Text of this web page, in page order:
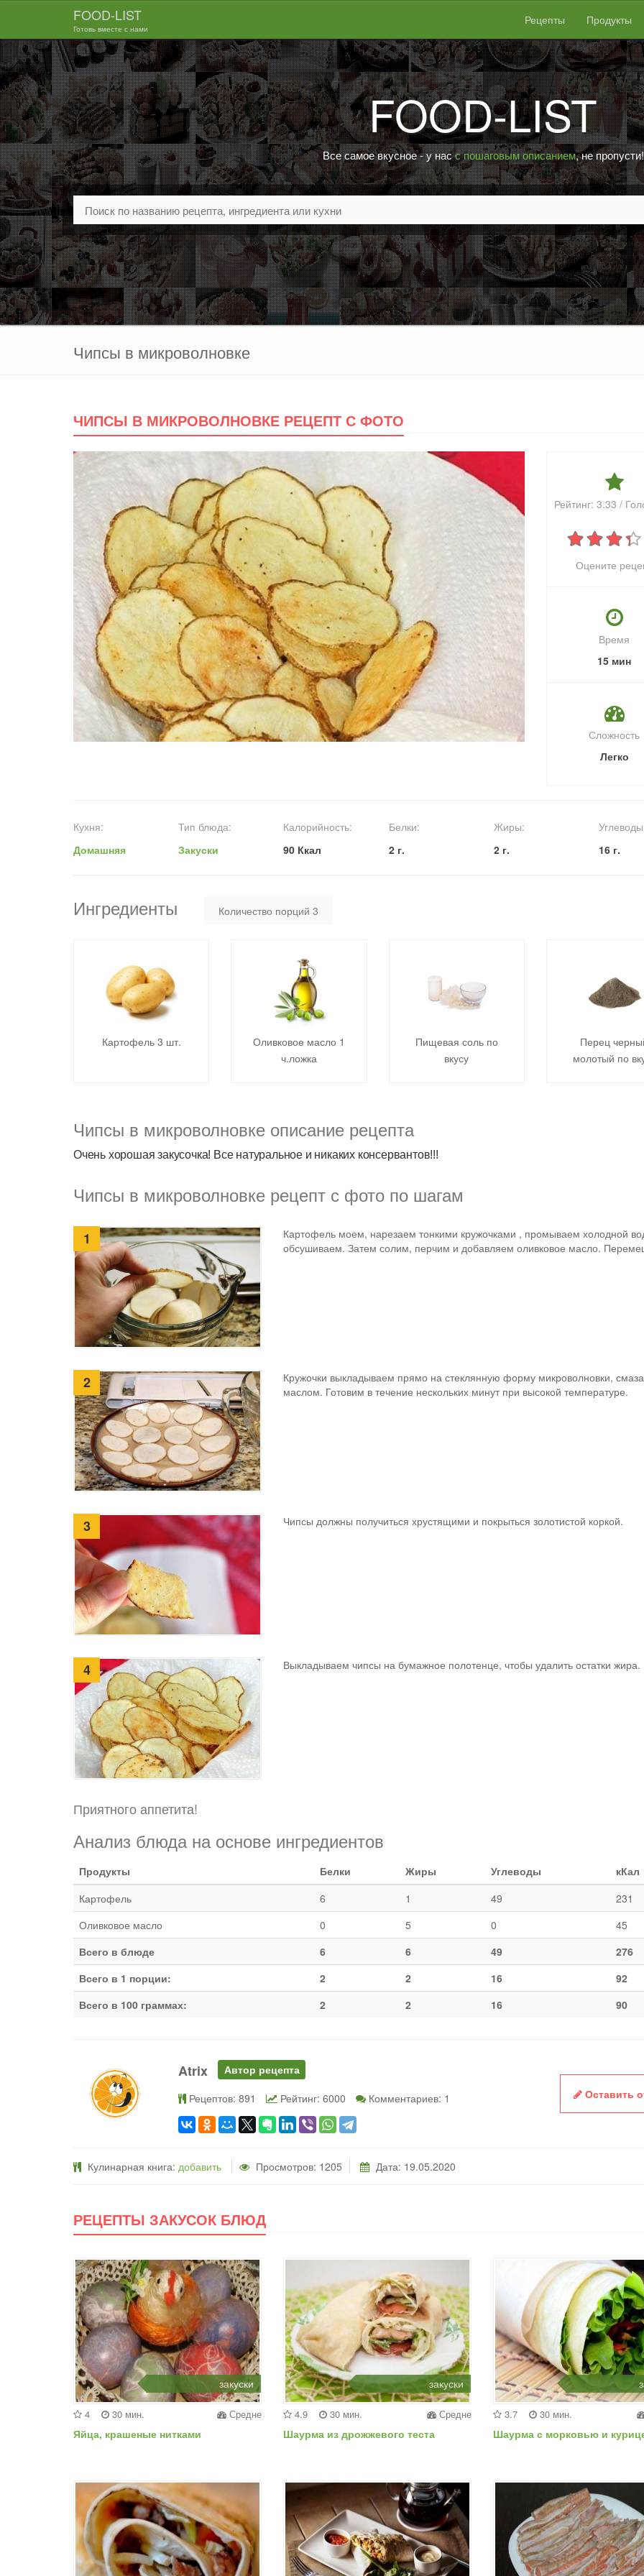
FOOD-LIST
Готовь вместе с нами
Рецепты Продукты
FOOD-LIST
Все самое вкусное - у насс пошаговым описанием, не пропусти!
Чипсы в микроволновке
ЧИПСЫ В МИКРОВОЛНОВКЕ РЕЦЕПТ С ФОТО
Рейтинг: 3.33 /
Оцените
Время
15 мин
Сложность
Легко
Кухня:
Домашняя
Тип блюда:
Закуски
Калорийность:
90 Ккал
Белки:
2 г.
Жиры:
2 г.
16 г.
Ингредиенты Количество порций 3
Картофель 3 шт.
Оливковое масло 1
ч.ложка
Пищевая соль по
вкусу
Перец
молотый по
Чипсы в микроволновке описание рецепта
Очень хорошая закусочка! Все натуральное и никаких консервантов!!!
Чипсы в микроволновке рецепт с фото по шагам
1
Картофель моем, нарезаем тонкими кружочками , промываем холодной
обсушиваем. Затем солим, перчим и добавляем оливковое масло.
2
Кружочки выкладываем прямо на стеклянную форму микроволновки,
маслом. Готовим в течение нескольких минут при высокой температуре.
3 Чипсы должны получиться хрустящими и покрыться золотистой коркой.
4 Выкладываем чипсы на бумажное полотенце, чтобы удалить остатки жира.
Приятного аппетита!
Анализ блюда на основе ингредиентов
Продукты Белки Жиры Углеводы
кКал
Картофель
6 1 49
231
Оливковое масло
0 5 0
45
Всего в блюде
6 6 49
276
Всего в 1 порции:
2 2 16
92
Всего в 100 граммах:
2 2 16 90
Atrix
Автор рецепта
Рецептов: 891
Рейтинг: 6000 Комментариев: 1 Оставить
Кулинарная книга: добавить Просмотров: 1205 Дата: 19.05.2020
РЕЦЕПТЫ ЗАКУСОК БЛЮД
закуски
4 30 мин. Средне
Яйца, крашеные нитками
закуски
4.9 30 мин. Средне
Шаурма из дрожжевого теста
3.7 30 мин.
Шаурма с морковью и